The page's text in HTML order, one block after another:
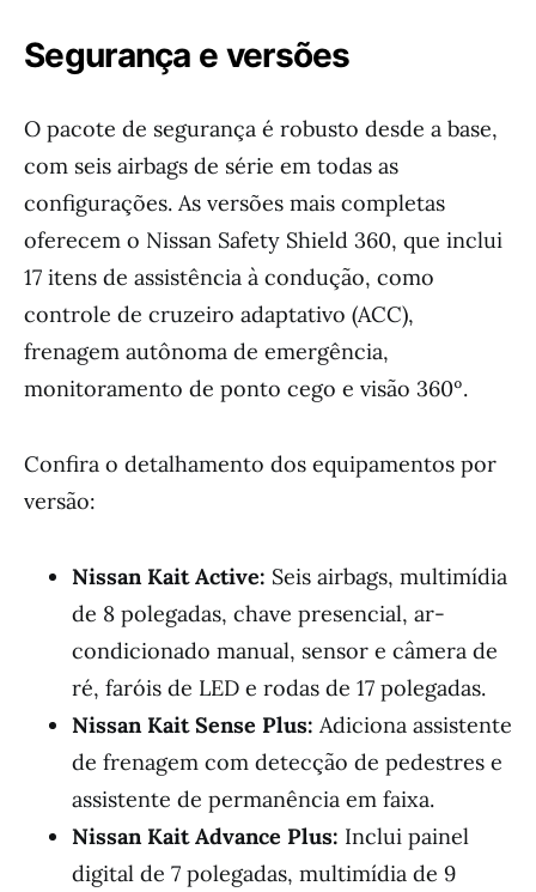
Segurança e versões
O pacote de segurança é robusto desde a base,
com seis airbags de série em todas as
configurações. As versões mais completas
oferecem o Nissan Safety Shield 360, que inclui
17 itens de assistência à condução, como
controle de cruzeiro adaptativo (ACC),
frenagem autônoma de emergência,
monitoramento de ponto cego e visão 360º.
Confira o detalhamento dos equipamentos por
versão:
Nissan Kait Active: Seis airbags, multimídia
de 8 polegadas, chave presencial, ar-
condicionado manual, sensor e câmera de
ré, faróis de LED e rodas de 17 polegadas.
Nissan Kait Sense Plus: Adiciona assistente
de frenagem com detecção de pedestres e
assistente de permanência em faixa.
Nissan Kait Advance Plus: Inclui painel
digital de 7 polegadas, multimídia de 9